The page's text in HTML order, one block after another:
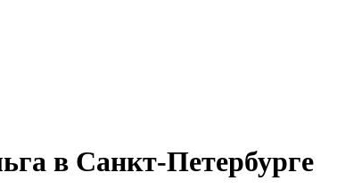
в Санкт-Петербурге